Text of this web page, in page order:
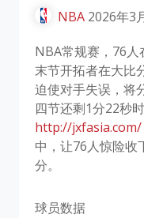
NBA 2026年3
NBA常规赛，76人
末节开拓者在大比
迫使对手失误，将
四节还剩1分22秒
http://jxfasia.com/
中，让76人惊险收
分。
球员数据